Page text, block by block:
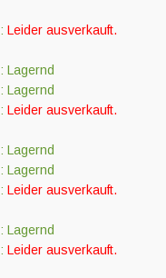
: Leider ausverkauft.
: Lagernd
: Lagernd
: Leider ausverkauft.
: Lagernd
: Lagernd
: Leider ausverkauft.
: Lagernd
: Leider ausverkauft.